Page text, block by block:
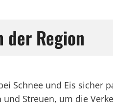
der Region
Schnee und Eis sicher
Streuen, um die